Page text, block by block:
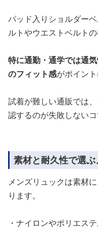
パッド入りショルダー
ルトやウエストベルト
特に通勤・通学では通
のフィット感がポイント
試着が難しい通販では
認するのが失敗しないコ
素材と耐久性で選
メンズリュックは素材
ります。
・ナイロンやポリエス